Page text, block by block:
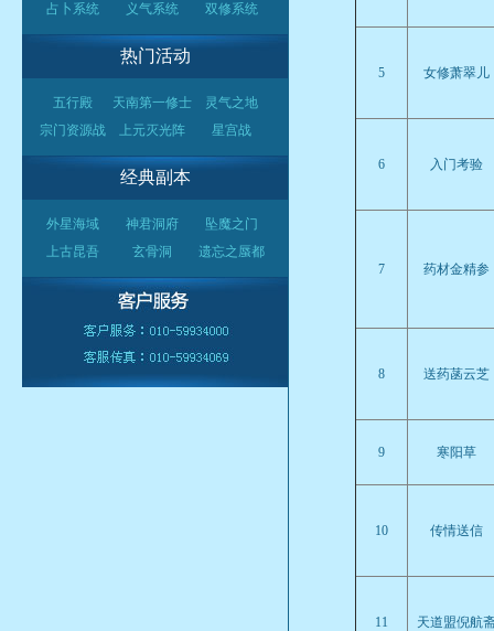
占卜系统
义气系统 双修系统
热门活动
五行殿 天南第一修士
灵气之地
宗门资源战
上元灭光阵 星宫战
经典副本
外星海域 神君洞府
坠魔之门
上古昆吾
玄骨洞 遗忘之蜃都
5 女修萧翠儿
6 入门考验
7 药材金精参
8 送药菡云芝
9 寒阳草
10 传情送信
11 天道盟倪航